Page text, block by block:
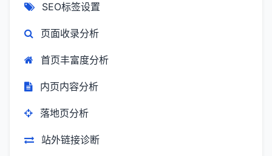
SEO标签设置
页面收录分析
首页丰富度分析
内页内容分析
落地页分析
站外链接诊断